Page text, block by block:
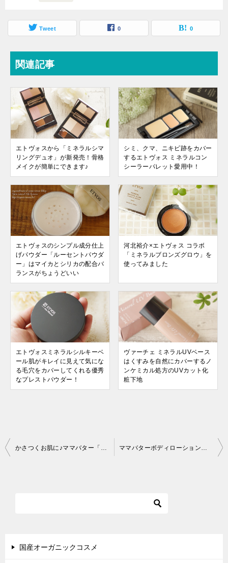
Tweet 0 0
関連記事
エトヴォスから「ミネラルシマ
リングデュオ」が新発売！骨格
メイクが簡単にできます♪
シミ、クマ、ニキビ跡をカバー
するエトヴォス ミネラルコン
シーラーパレット愛用中！
エトヴォスのシンプル成分仕上
げパウダー「ルーセントパウダ
ー」はマイカとシリカの配合バ
ランスがちょうどいい
河北裕介×エトヴォス コラボ
「ミネラルブロンズグロウ」を
使ってみました
エトヴォスミネラルシルキーベ
ール肌がキレイに見えて気にな
る毛穴をカバーしてくれる優秀
なプレストパウダー！
ヴァーチェ ミネラルUVベース
はくすみを自然にカバーするノ
ンケミカル処方のUVカット化
粧下地
投
シ
国産オーガニックコスメ